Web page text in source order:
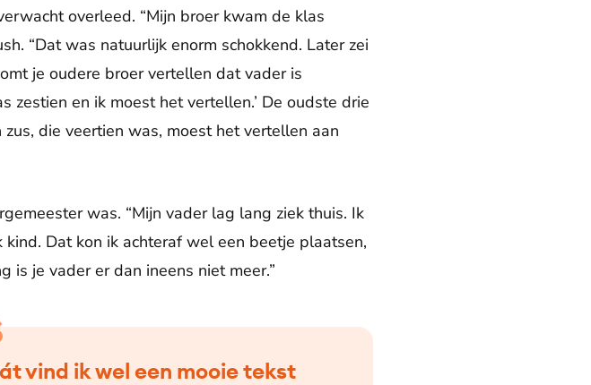
overleed. “Mijn broer kwam de klas
“Dat was natuurlijk enorm schokkend. Later zei
je oudere broer vertellen dat vader is
zestien en ik moest het vertellen.’ De oudste drie
die veertien was, moest het vertellen aan
was. “Mijn vader lag lang ziek thuis. Ik
Dat kon ik achteraf wel een beetje plaatsen,
is je vader er dan ineens niet meer.”
vind ik wel een mooie tekst